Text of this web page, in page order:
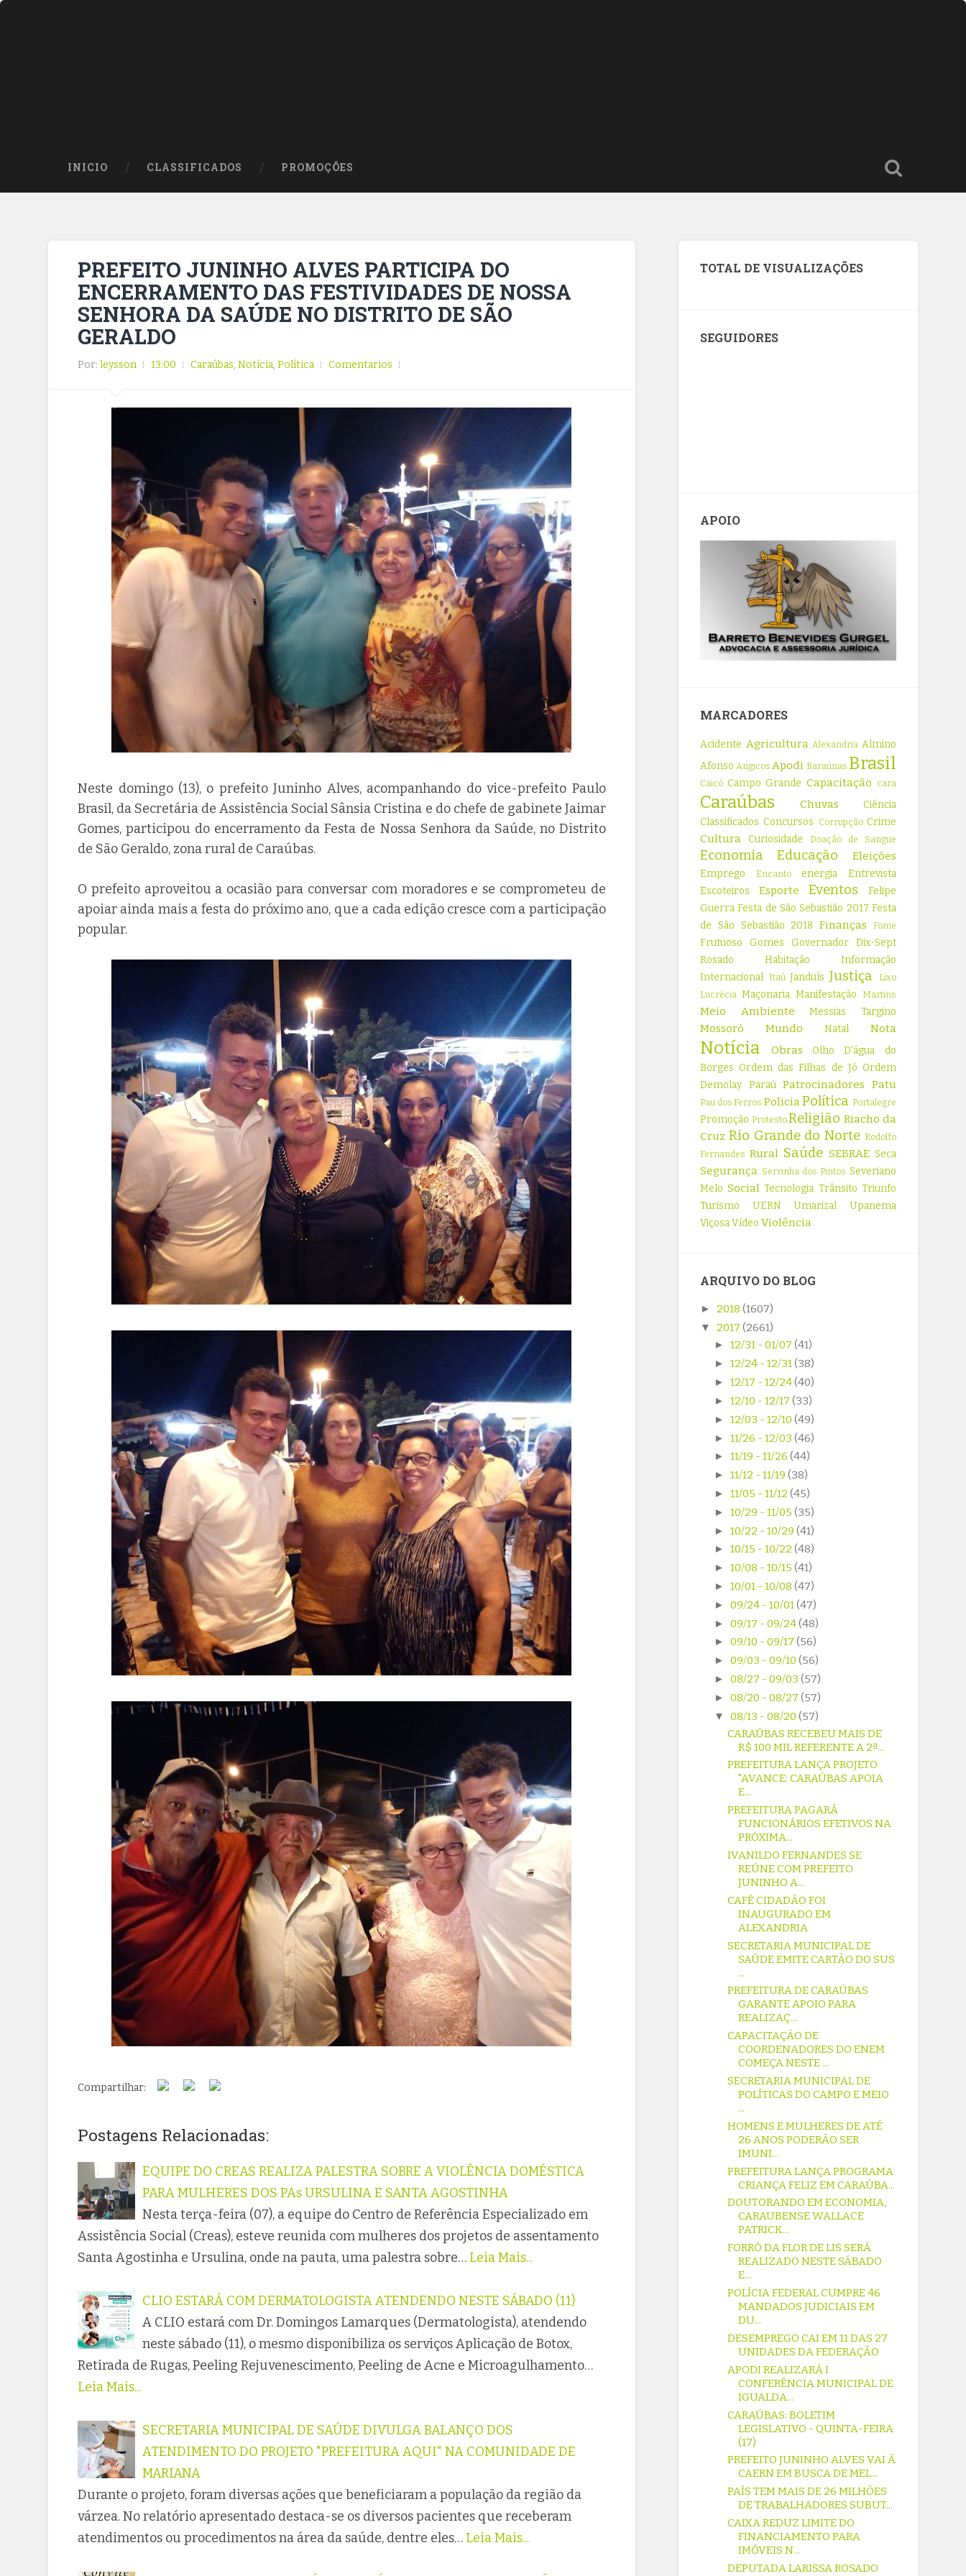
INICIO CLASSIFICADOS PROMOÇÕES
PREFEITO JUNINHO ALVES PARTICIPA DO
ENCERRAMENTO DAS FESTIVIDADES DE NOSSA
SENHORA DA SAÚDE NO DISTRITO DE SÃO
GERALDO
Por:leysson 13:00 Caraúbas,Notícia,Política Comentarios
Neste domingo (13), o prefeito Juninho Alves, acompanhando do vice-prefeito Paulo
Brasil, da Secretária de Assistência Social Sânsia Cristina e do chefe de gabinete Jaimar
Gomes, participou do encerramento da Festa de Nossa Senhora da Saúde, no Distrito
de São Geraldo, zona rural de Caraúbas.
O prefeito aproveitou a ocasião para conversar com moradores e se comprometeu de
apoiar ainda mais a festa do próximo ano, que a cada edição cresce com a participação
popular.
Compartilhar:
Postagens Relacionadas:
EQUIPE DO CREAS REALIZA PALESTRA SOBRE A VIOLÊNCIA DOMÉSTICA
PARA MULHERES DOS PAs URSULINA E SANTA AGOSTINHA
Nesta terça-feira (07), a equipe do Centro de Referência Especializado em
Assistência Social (Creas), esteve reunida com mulheres dos projetos de assentamento
Santa Agostinha e Ursulina, onde na pauta, uma palestra sobre… Leia Mais...
CLIO ESTARÁ COM DERMATOLOGISTA ATENDENDO NESTE SÁBADO (11)
A CLIO estará com Dr. Domingos Lamarques (Dermatologista), atendendo
neste sábado (11), o mesmo disponibiliza os serviços Aplicação de Botox,
Retirada de Rugas, Peeling Rejuvenescimento, Peeling de Acne e Microagulhamento…
Leia Mais...
SECRETARIA MUNICIPAL DE SAÚDE DIVULGA BALANÇO DOS
ATENDIMENTO DO PROJETO "PREFEITURA AQUI" NA COMUNIDADE DE
MARIANA
Durante o projeto, foram diversas ações que beneficiaram a população da região da
várzea. No relatório apresentado destaca-se os diversos pacientes que receberam
atendimentos ou procedimentos na área da saúde, dentre eles… Leia Mais...
TOTAL DE VISUALIZAÇÕES
SEGUIDORES
APOIO
MARCADORES
Acidente Agricultura Alexandria Almino
Afonso Angicos Apodi Baraúnas Brasil
Caicó Campo Grande Capacitação cara
Caraúbas Chuvas
Ciência
Classificados Concursos Corrupção Crime
Cultura Curiosidade Doação de Sangue
Economia Educação Eleições
Emprego Encanto energia
Entrevista
Escoteiros
Esporte Eventos
Felipe
Guerra Festa de São Sebastião 2017 Festa
de São Sebastião 2018 Finanças Fome
Frutuoso Gomes
Governador Dix-Sept
Rosado
Habitação
Informação
Internacional
Itaú Janduís Justiça
Lixo
Lucrécia Maçonaria Manifestação Martins
Meio Ambiente Messias Targino
Mossoró Mundo Natal Nota
Notícia Obras
Olho D'água do
Borges Ordem das Filhas de Jó Ordem
Demolay Paraú Patrocinadores Patu
Pau dos Ferros PoliciaPolítica Portalegre
Promoção ProtestoReligião Riacho da
Cruz Rio Grande do Norte Rodolfo
Fernandes Rural Saúde SEBRAE Seca
Segurança Serrinha dos Pintos Severiano
Melo Social Tecnologia Trânsito Triunfo
Turismo
UERN Umarizal
Upanema
ViçosaVídeo Violência
ARQUIVO DO BLOG
► 2018(1607)
▼ 2017(2661)
► 12/31 - 01/07 (41)
► 12/24 - 12/31(38)
► 12/17 - 12/24(40)
► 12/10 - 12/17 (33)
► 12/03 - 12/10 (49)
► 11/26 - 12/03 (46)
► 11/19 - 11/26 (44)
► 11/12 - 11/19 (38)
► 11/05 - 11/12 (45)
► 10/29 - 11/05 (35)
► 10/22 - 10/29 (41)
► 10/15 - 10/22 (48)
► 10/08 - 10/15 (41)
► 10/01 - 10/08 (47)
► 09/24 - 10/01(47)
► 09/17 - 09/24(48)
► 09/10 - 09/17 (56)
► 09/03 - 09/10 (56)
► 08/27 - 09/03 (57)
► 08/20 - 08/27 (57)
▼ 08/13 - 08/20 (57)
CARAÚBAS RECEBEU MAIS DE
R$ 100 MIL REFERENTE A 2ª...
PREFEITURA LANÇA PROJETO
"AVANCE: CARAÚBAS APOIA
E...
PREFEITURA PAGARÁ
FUNCIONÁRIOS EFETIVOS NA
PRÓXIMA...
IVANILDO FERNANDES SE
REÚNE COM PREFEITO
JUNINHO A...
CAFÉ CIDADÃO FOI
INAUGURADO EM
ALEXANDRIA
SECRETARIA MUNICIPAL DE
SAÚDE EMITE CARTÃO DO SUS
...
PREFEITURA DE CARAÚBAS
GARANTE APOIO PARA
REALIZAÇ...
CAPACITAÇÃO DE
COORDENADORES DO ENEM
COMEÇA NESTE ...
SECRETARIA MUNICIPAL DE
POLÍTICAS DO CAMPO E MEIO
...
HOMENS E MULHERES DE ATÉ
26 ANOS PODERÃO SER
IMUNI...
PREFEITURA LANÇA PROGRAMA
CRIANÇA FELIZ EM CARAÚBA...
DOUTORANDO EM ECONOMIA,
CARAUBENSE WALLACE
PATRICK...
FORRÓ DA FLOR DE LIS SERÁ
REALIZADO NESTE SÁBADO
E...
POLÍCIA FEDERAL CUMPRE 46
MANDADOS JUDICIAIS EM
DU...
DESEMPREGO CAI EM 11 DAS 27
UNIDADES DA FEDERAÇÃO
APODI REALIZARÁ I
CONFERÊNCIA MUNICIPAL DE
IGUALDA...
CARAÚBAS: BOLETIM
LEGISLATIVO - QUINTA-FEIRA
(17)
PREFEITO JUNINHO ALVES VAI À
CAERN EM BUSCA DE MEL...
PAÍS TEM MAIS DE 26 MILHÕES
DE TRABALHADORES SUBUT...
CAIXA REDUZ LIMITE DO
FINANCIAMENTO PARA
IMÓVEIS N...
DEPUTADA LARISSA ROSADO